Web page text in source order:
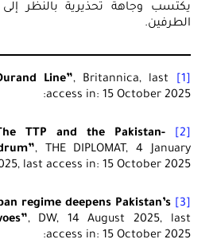
يكتسب وجاهة تحذيرية بالنظر
الطرفين.
[1]
Line”, Britannica, last
access in: 15 October 2025:
[2]
Aarish U. Khan, “
TTP and the Pakistan-
, THE DIPLOMAT, 4 January
last access in: 15 October 2025:
[3]
Zia Ur Rehman, “
regime deepens Pakistan’s
, DW, 14 August 2025, last
access in: 15 October 2025: